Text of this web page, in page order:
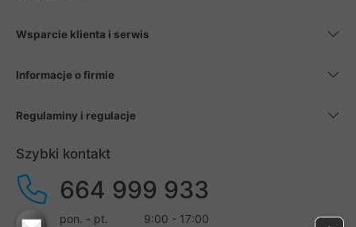
Wsparcie klienta i serwis
Informacje o firmie
Regulaminy i regulacje
Szybki kontakt
664 999 933
pon. - pt.
9:00 - 17:00